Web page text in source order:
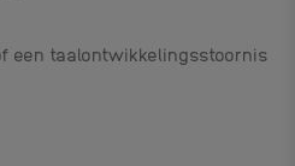
een taalontwikkelingsstoornis